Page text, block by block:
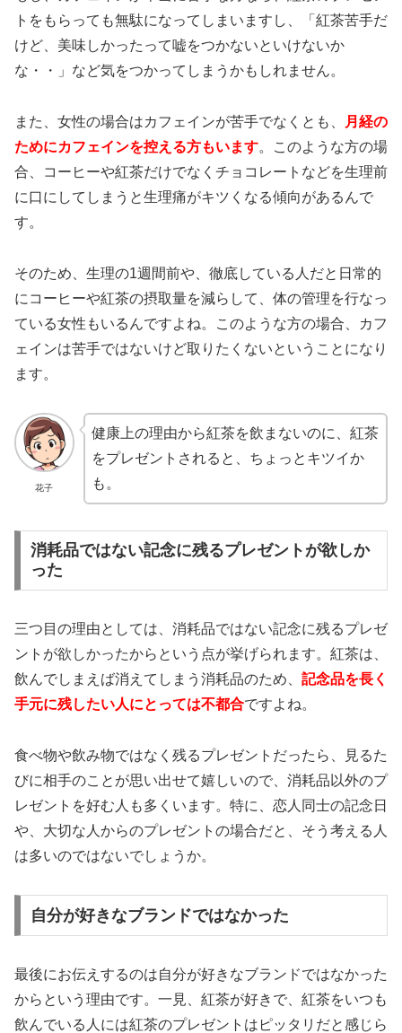
トをもらっても無駄になってしまいますし、「紅茶苦手だ
けど、美味しかったって嘘をつかないといけないか
な・・」など気をつかってしまうかもしれません。
また、女性の場合はカフェインが苦手でなくとも、
月経の
ためにカフェインを控える方もいます。このような方の場
合、コーヒーや紅茶だけでなくチョコレートなどを生理前
に口にしてしまうと生理痛がキツくなる傾向があるんで
す。
そのため、生理の1週間前や、徹底している人だと日常的
にコーヒーや紅茶の摂取量を減らして、体の管理を行なっ
ている女性もいるんですよね。このような方の場合、カフ
ェインは苦手ではないけど取りたくないということになり
ます。
花子
健康上の理由から紅茶を飲まないのに、紅茶
をプレゼントされると、ちょっとキツイか
も。
消耗品ではない記念に残るプレゼントが欲しか
った
三つ目の理由としては、消耗品ではない記念に残るプレゼ
ントが欲しかったからという点が挙げられます。紅茶は、
飲んでしまえば消えてしまう消耗品のため、 記念品を長く
手元に残したい人にとっては不都合ですよね。
食べ物や飲み物ではなく残るプレゼントだったら、見るた
びに相手のことが思い出せて嬉しいので、消耗品以外のプ
レゼントを好む人も多くいます。特に、恋人同士の記念日
や、大切な人からのプレゼントの場合だと、そう考える人
は多いのではないでしょうか。
自分が好きなブランドではなかった
最後にお伝えするのは自分が好きなブランドではなかった
からという理由です。一見、紅茶が好きで、紅茶をいつも
飲んでいる人には紅茶のプレゼントはピッタリだと感じら